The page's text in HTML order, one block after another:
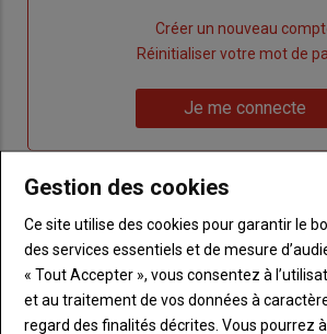
Créer un nouveau
de
passe"
Réinitialiser votre mot de
me
connecte"
Je me connecte
Sous-
Vous n'êtes pas
TITRE CRÉEZ UN
BodyChoisissez votre formule et
Gestion des cookies
Ce site utilise des cookies pour garantir le
des services essentiels et de mesure
« Tout Accepter », vous consentez à
et au traitement de vos données à
regard des finalités décrites. Vous pourrez